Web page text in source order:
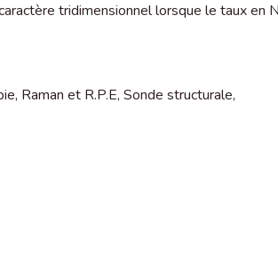
tridimensionnel lorsque le taux en
, Raman et R.P.E, Sonde structurale,